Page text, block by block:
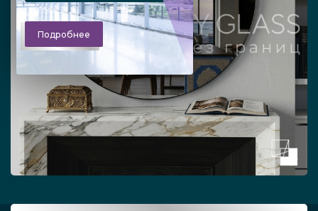
Подробнее